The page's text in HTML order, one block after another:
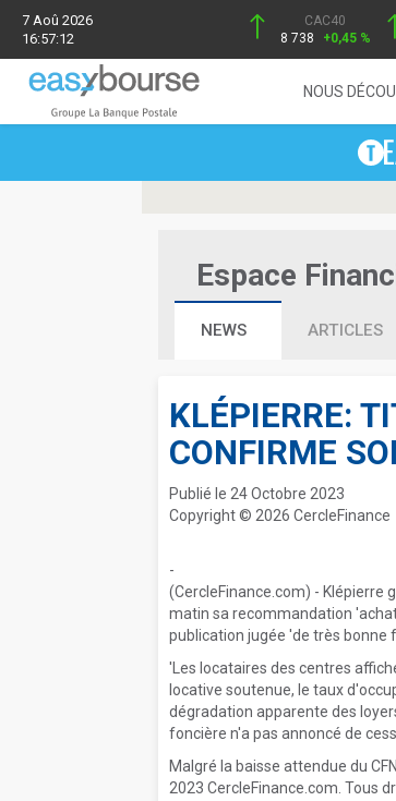
7 Aoû 2026
16:57:12
CAC40
8 738
+0,45 %
NOUS
Espace
NEWS ARTICLES
KLÉPIERRE:
CONFIRME
Publié le 24 Octobre 2023
Copyright © 2026 CercleFinance
-
(CercleFinance.com) - Klépierre
matin sa recommandation
publication jugée 'de très bonne
'Les locataires des centres
locative soutenue, le taux
dégradation apparente des
foncière n'a pas annoncé de
Malgré la baisse attendue du
2023 CercleFinance.com. Tous